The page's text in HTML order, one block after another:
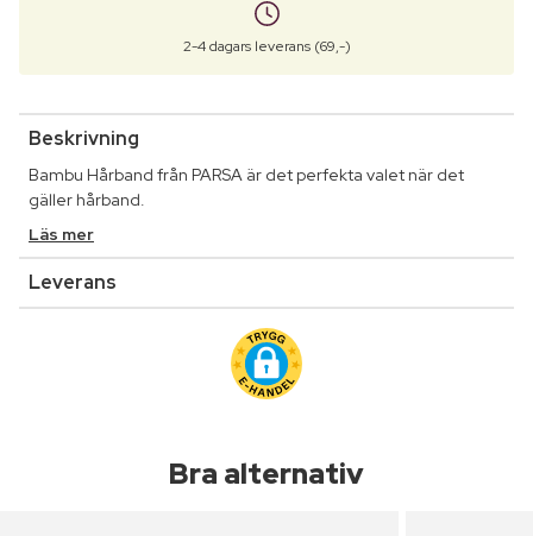
2-4 dagars leverans (69,-)
Beskrivning
Bambu Hårband från PARSA är det perfekta valet när det
gäller hårband.
Läs mer
Leverans
Bra alternativ